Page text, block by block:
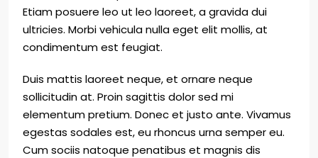
Etiam posuere leo ut leo laoreet, a gravida dui
ultricies. Morbi vehicula nulla eget elit mollis, at
condimentum est feugiat.
Duis mattis laoreet neque, et ornare neque
sollicitudin at. Proin sagittis dolor sed mi
elementum pretium. Donec et justo ante. Vivamus
egestas sodales est, eu rhoncus urna semper eu.
Cum sociis natoque penatibus et magnis dis